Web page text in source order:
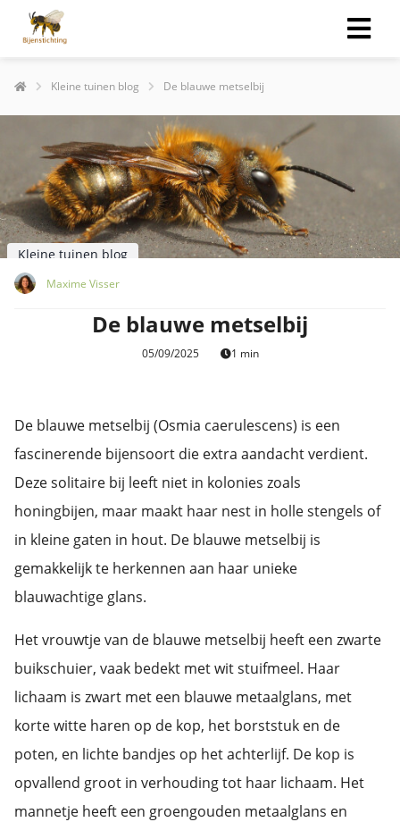
Kleine tuinen blog De blauwe metselbij
Kleine tuinen blog
Maxime Visser
De blauwe metselbij
05/09/2025 1 min
De blauwe metselbij (Osmia caerulescens) is een
fascinerende bijensoort die extra aandacht verdient.
Deze solitaire bij leeft niet in kolonies zoals
honingbijen, maar maakt haar nest in holle stengels of
in kleine gaten in hout. De blauwe metselbij is
gemakkelijk te herkennen aan haar unieke
blauwachtige glans.
Het vrouwtje van de blauwe metselbij heeft een zwarte
buikschuier, vaak bedekt met wit stuifmeel. Haar
lichaam is zwart met een blauwe metaalglans, met
korte witte haren op de kop, het borststuk en de
poten, en lichte bandjes op het achterlijf. De kop is
opvallend groot in verhouding tot haar lichaam. Het
mannetje heeft een groengouden metaalglans en